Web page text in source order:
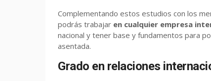
Complementando estos estudios con los
podrás trabajar en cualquier empresa
nacional y tener base y fundamentos para
asentada.
Grado en relaciones